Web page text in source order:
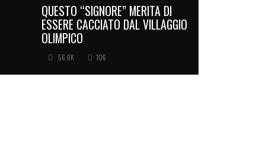
QUESTO “SIGNORE” MERITA DI
ESSERE CACCIATO DAL VILLAGGIO
OLIMPICO
56.6K 106